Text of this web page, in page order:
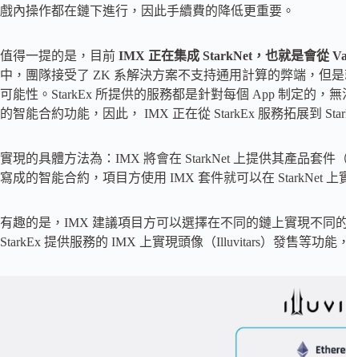
戲內操作都在鏈下進行，因此手續費的降低更重要。
值得一提的是，目前 IMX 正在集成 StarkNet，也就是會從
中，團隊接受了 ZK 系解決方案不支持通用計算的弊端，但
可能性。StarkEx 所提供的服務都是針對每個 App 制定的，
的智能合約功能，因此， IMX 正在從 StarkEx 服務拓展到
實現的具體方法為：IMX 將會在 StarkNet 上提供其產品套件
寫成的智能合約，項目方使用 IMX 套件就可以在 StarkNet 上
有趣的是，IMX 建議項目方可以選擇在不同的鏈上實現不同
StarkEx 提供服務的 IMX 上實現頭像（Illuvitars）發售等功能